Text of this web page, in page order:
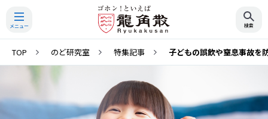
検索
TOP のど研究室 特集記事 子どもの誤飲や窒息事故を